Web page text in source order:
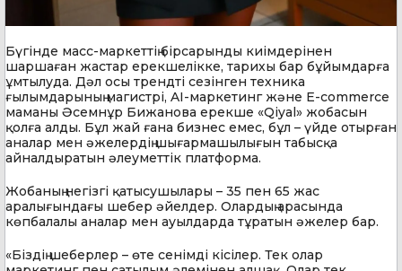
Бүгінде масс-маркеттің бірсарынды киімдерінен
шаршаған жастар ерекшелікке, тарихы бар бұйымдарға
ұмтылуда. Дәл осы трендті сезінген техника
ғылымдарының магистрі, AI-маркетинг және E-commerce
маманы Әсемнұр Бижанова ерекше «Qiyal» жобасын
қолға алды. Бұл жай ғана бизнес емес, бұл – үйде отырған
аналар мен әжелердің шығармашылығын табысқа
айналдыратын әлеуметтік платформа.
Жобаның негізгі қатысушылары – 35 пен 65 жас
аралығындағы шебер әйелдер. Олардың арасында
көпбалалы аналар мен ауылдарда тұратын әжелер бар.
«Біздің шеберлер – өте сенімді кісілер. Тек олар